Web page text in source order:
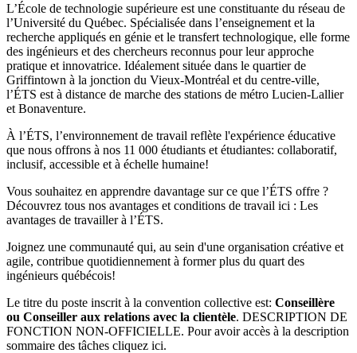
L’École de technologie supérieure est une constituante du réseau de
l’Université du Québec. Spécialisée dans l’enseignement et la
recherche appliqués en génie et le transfert technologique, elle forme
des ingénieurs et des chercheurs reconnus pour leur approche
pratique et innovatrice. Idéalement située dans le quartier de
Griffintown à la jonction du Vieux-Montréal et du centre-ville,
l’ÉTS est à distance de marche des stations de métro Lucien-Lallier
et Bonaventure.
À l’ÉTS, l’environnement de travail reflète l'expérience éducative
que nous offrons à nos 11 000 étudiants et étudiantes: collaboratif,
inclusif, accessible et à échelle humaine!
Vous souhaitez en apprendre davantage sur ce que l’ÉTS offre ?
Découvrez tous nos avantages et conditions de travail ici : Les
avantages de travailler à l’ÉTS.
Joignez une communauté qui, au sein d'une organisation créative et
agile, contribue quotidiennement à former plus du quart des
ingénieurs québécois!
Le titre du poste inscrit à la convention collective est: Conseillère
ou Conseiller aux relations avec la clientèle. DESCRIPTION DE
FONCTION NON-OFFICIELLE. Pour avoir accès à la description
sommaire des tâches cliquez ici.